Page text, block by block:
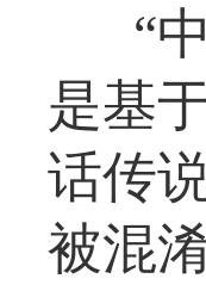
“
是基
话传
被混